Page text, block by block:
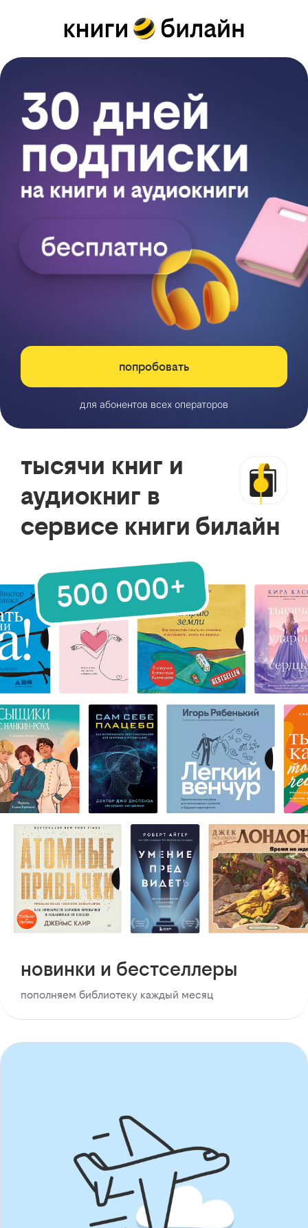
попробовать
для абонентов всех операторов
тысячи книг и
аудиокниг в
сервисе книги билайн
новинки и бестселлеры
пополняем библиотеку каждый месяц